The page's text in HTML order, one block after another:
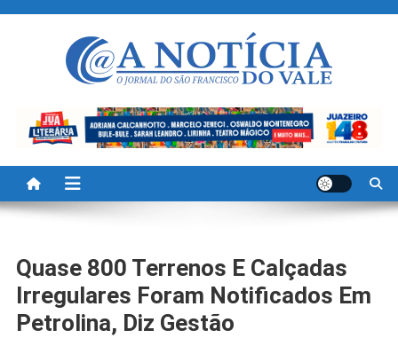
A Noticia Do Vale
Quase 800 Terrenos E Calçadas
Irregulares Foram Notificados Em
Petrolina, Diz Gestão